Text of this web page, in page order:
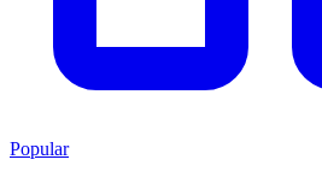
Popular